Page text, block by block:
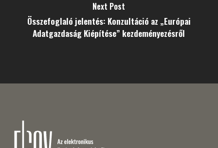
Next Post
Összefoglaló jelentés: Konzultáció az „Európai
Adatgazdaság Kiépítése” kezdeményezésről